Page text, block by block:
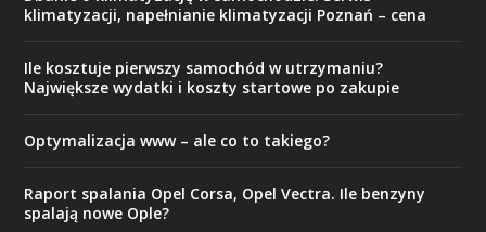
klimatyzacji, napełnianie klimatyzacji Poznań – cena
Ile kosztuje pierwszy samochód w utrzymaniu?
Największe wydatki i koszty startowe po zakupie
Optymalizacja www – ale co to takiego?
Raport spalania Opel Corsa, Opel Vectra. Ile benzyny
spalają nowe Ople?